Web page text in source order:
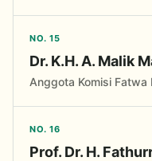
NO. 15
Dr. K.H. A. Malik
Anggota Komisi Fatwa
NO. 16
Prof. Dr. H.